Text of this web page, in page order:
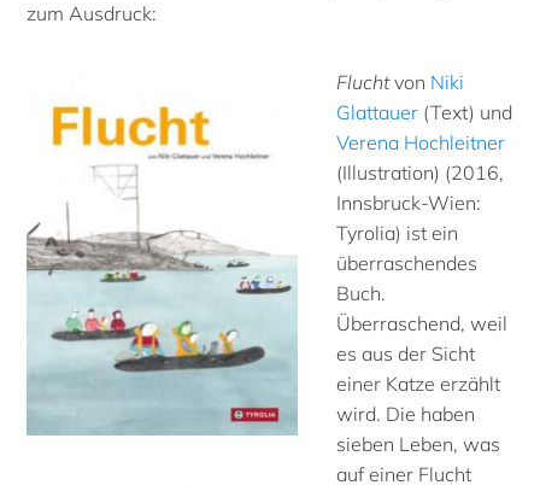
zum Ausdruck:
Fluchtvon Niki
Glattauer (Text) und
Verena Hochleitner
(Illustration) (2016,
Innsbruck-Wien:
Tyrolia) ist ein
überraschendes
Buch.
Überraschend, weil
es aus der Sicht
einer Katze erzählt
wird. Die haben
sieben Leben, was
auf einer Flucht